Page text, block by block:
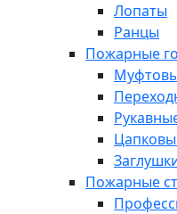
Лопаты
Ранцы
Пожарные
Пожарные